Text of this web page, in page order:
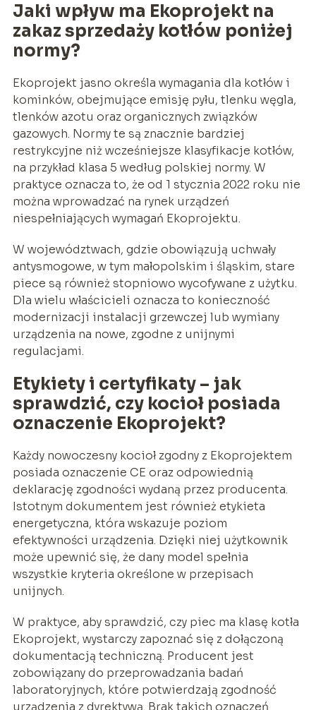
Jaki wpływ ma Ekoprojekt na
zakaz sprzedaży kotłów poniżej
normy?
Ekoprojekt jasno określa wymagania dla kotłów i
kominków, obejmujące emisję pyłu, tlenku węgla,
tlenków azotu oraz organicznych związków
gazowych. Normy te są znacznie bardziej
restrykcyjne niż wcześniejsze klasyfikacje kotłów,
na przykład klasa 5 według polskiej normy. W
praktyce oznacza to, że od 1 stycznia 2022 roku nie
można wprowadzać na rynek urządzeń
niespełniających wymagań Ekoprojektu.
W województwach, gdzie obowiązują uchwały
antysmogowe, w tym małopolskim i śląskim, stare
piece są również stopniowo wycofywane z użytku.
Dla wielu właścicieli oznacza to konieczność
modernizacji instalacji grzewczej lub wymiany
urządzenia na nowe, zgodne z unijnymi
regulacjami.
Etykiety i certyfikaty – jak
sprawdzić, czy kocioł posiada
oznaczenie Ekoprojekt?
Każdy nowoczesny kocioł zgodny z Ekoprojektem
posiada oznaczenie CE oraz odpowiednią
deklarację zgodności wydaną przez producenta.
Istotnym dokumentem jest również etykieta
energetyczna, która wskazuje poziom
efektywności urządzenia. Dzięki niej użytkownik
może upewnić się, że dany model spełnia
wszystkie kryteria określone w przepisach
unijnych.
W praktyce, aby sprawdzić, czy piec ma klasę kotła
Ekoprojekt, wystarczy zapoznać się z dołączoną
dokumentacją techniczną. Producent jest
zobowiązany do przeprowadzania badań
laboratoryjnych, które potwierdzają zgodność
urządzenia z dyrektywą. Brak takich oznaczeń